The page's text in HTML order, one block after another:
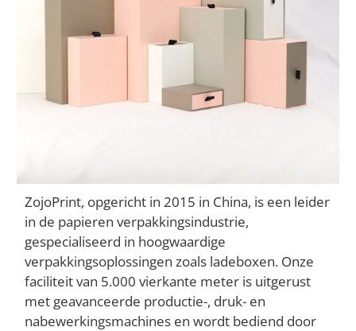
ZojoPrint, opgericht in 2015 in China, is een leider
in de papieren verpakkingsindustrie,
gespecialiseerd in hoogwaardige
verpakkingsoplossingen zoals ladeboxen. Onze
faciliteit van 5.000 vierkante meter is uitgerust
met geavanceerde productie-, druk- en
nabewerkingsmachines en wordt bediend door